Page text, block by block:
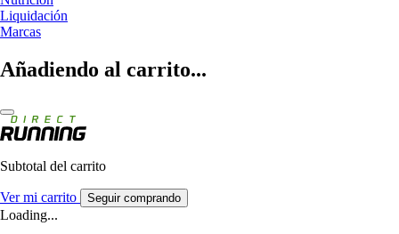
Liquidación
Marcas
Añadiendo al carrito...
Subtotal del carrito
Ver mi carrito Seguir comprando
Loading...